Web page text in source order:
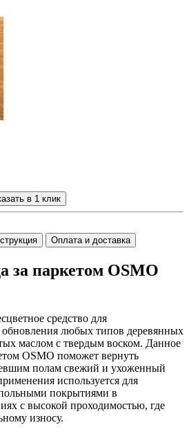
в 1 клик
Оплата и доставка
за паркетом OSMO
средство для
обновления любых типов деревянных
маслом с твердым воском. Данное
OSMO поможет вернуть
полам свежий и ухоженный
используется для
покрытиями в
с высокой проходимостью, где
износу.